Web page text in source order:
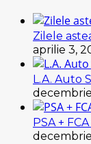
Zilele
aprilie 3,
L.A. Auto
decembrie
PSA +